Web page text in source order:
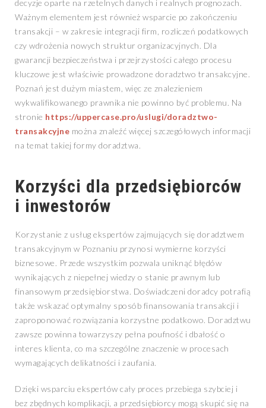
decyzje oparte na rzetelnych danych i realnych prognozach.
Ważnym elementem jest również wsparcie po zakończeniu
transakcji – w zakresie integracji firm, rozliczeń podatkowych
czy wdrożenia nowych struktur organizacyjnych. Dla
gwarancji bezpieczeństwa i przejrzystości całego procesu
kluczowe jest właściwie prowadzone doradztwo transakcyjne.
Poznań jest dużym miastem, więc ze znalezieniem
wykwalifikowanego prawnika nie powinno być problemu. Na
stronie https://uppercase.pro/uslugi/doradztwo-
transakcyjne można znaleźć więcej szczegółowych informacji
na temat takiej formy doradztwa.
Korzyści dla przedsiębiorców
i inwestorów
Korzystanie z usług ekspertów zajmujących się doradztwem
transakcyjnym w Poznaniu przynosi wymierne korzyści
biznesowe. Przede wszystkim pozwala uniknąć błędów
wynikających z niepełnej wiedzy o stanie prawnym lub
finansowym przedsiębiorstwa. Doświadczeni doradcy potrafią
także wskazać optymalny sposób finansowania transakcji i
zaproponować rozwiązania korzystne podatkowo. Doradztwu
zawsze powinna towarzyszy pełna poufność i dbałość o
interes klienta, co ma szczególne znaczenie w procesach
wymagających delikatności i zaufania.
Dzięki wsparciu ekspertów cały proces przebiega szybciej i
bez zbędnych komplikacji, a przedsiębiorcy mogą skupić się na